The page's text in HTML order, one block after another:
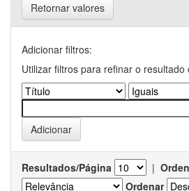
Retornar valores
Adicionar filtros:
Utilizar filtros para refinar o resultado
Resultados/Página |
Ordenar